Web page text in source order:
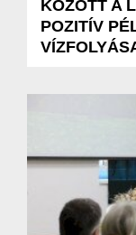
KÖZÖTT A
POZITÍV